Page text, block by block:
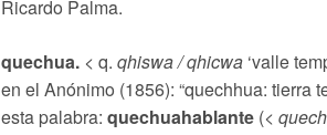
Ricardo Palma.
quechua. < q. qhiswa / qhicwa ‘valle
en el Anónimo (1856): “quechhua: tierra
esta palabra: quechuahablante (<